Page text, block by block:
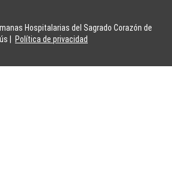
Hospitalarias del Sagrado Corazón de
|
Política de privacidad